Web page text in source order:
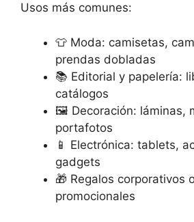
Usos más comunes:
👕 Moda: camisetas,
prendas dobladas
📚 Editorial y papelería:
catálogos
🖼 Decoración: láminas,
portafotos
📱 Electrónica: tablets,
gadgets
🎁 Regalos corporativos
promocionales